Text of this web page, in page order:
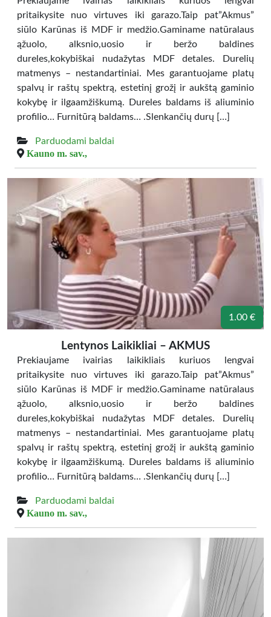
pritaikysite nuo virtuves iki garazo.Taip pat”Akmus”
siūlo Karūnas iš MDF ir medžio.Gaminame natūralaus
ąžuolo, alksnio,uosio ir beržo baldines
dureles,kokybiškai nudažytas MDF detales. Durelių
matmenys – nestandartiniai. Mes garantuojame platų
spalvų ir raštų spektrą, estetinį grožį ir aukštą gaminio
kokybę ir ilgaamžiškumą. Dureles baldams iš aliuminio
profilio… Furnitūrą baldams… .Slenkančių durų […]
Parduodami baldai
Kauno m. sav.,
1.00 €
Lentynos Laikikliai – AKMUS
Prekiaujame ivairias laikikliais kuriuos lengvai
pritaikysite nuo virtuves iki garazo.Taip pat”Akmus”
siūlo Karūnas iš MDF ir medžio.Gaminame natūralaus
ąžuolo, alksnio,uosio ir beržo baldines
dureles,kokybiškai nudažytas MDF detales. Durelių
matmenys – nestandartiniai. Mes garantuojame platų
spalvų ir raštų spektrą, estetinį grožį ir aukštą gaminio
kokybę ir ilgaamžiškumą. Dureles baldams iš aliuminio
profilio… Furnitūrą baldams… .Slenkančių durų […]
Parduodami baldai
Kauno m. sav.,